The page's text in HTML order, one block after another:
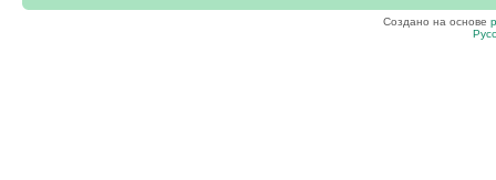
Создано на основе